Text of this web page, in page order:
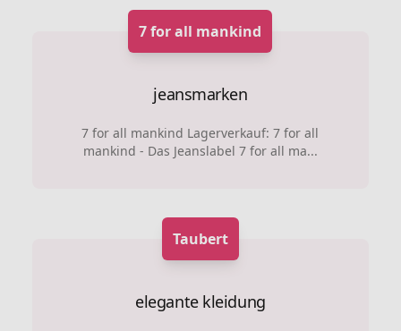
7 for all mankind
jeansmarken
7 for all mankind Lagerverkauf: 7 for all
mankind - Das Jeanslabel 7 for all ma...
Taubert
elegante kleidung